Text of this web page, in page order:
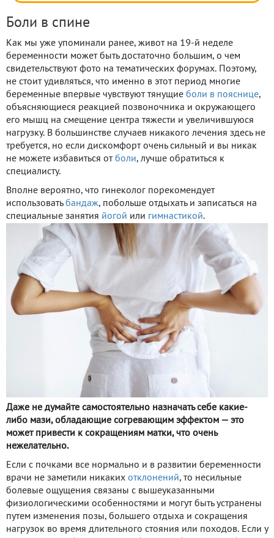
Боли в спине
Как мы уже упоминали ранее, живот на 19-й неделе
беременности может быть достаточно большим, о чем
свидетельствуют фото на тематических форумах. Поэтому,
не стоит удивляться, что именно в этот период многие
беременные впервые чувствуют тянущие боли в пояснице,
объясняющиеся реакцией позвоночника и окружающего
его мышц на смещение центра тяжести и увеличившуюся
нагрузку. В большинстве случаев никакого лечения здесь не
требуется, но если дискомфорт очень сильный и вы никак
не можете избавиться от боли, лучше обратиться к
специалисту.
Вполне вероятно, что гинеколог порекомендует
использовать бандаж, побольше отдыхать и записаться на
специальные занятия йогой или гимнастикой.
Даже не думайте самостоятельно назначать себе какие-
либо мази, обладающие согревающим эффектом — это
может привести к сокращениям матки, что очень
нежелательно.
Если с почками все нормально и в развитии беременности
врачи не заметили никаких отклонений, то несильные
болевые ощущения связаны с вышеуказанными
физиологическими особенностями и могут быть устранены
путем изменения позы, большего отдыха и сокращения
нагрузок во время длительного стояния или походов. Если у